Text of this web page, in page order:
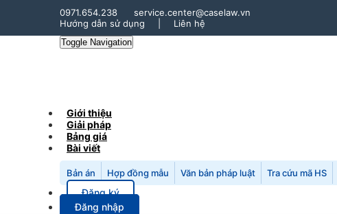
0971.654.238
service.center@caselaw.vn
Hướng dẫn sử dụng
Liên hệ
Toggle Navigation
Giới thiệu
Giải pháp
Bảng giá
Bài viết
Bản án Hợp đồng mẫu Văn bản pháp luật Tra cứu mã HS
Đăng ký
Đăng nhập